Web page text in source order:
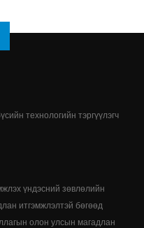
технологийн тэргүүлэгч
үндэсний зөвлөлийн
итгэмжлэлтэй бөгөөд
олон улсын магадлан